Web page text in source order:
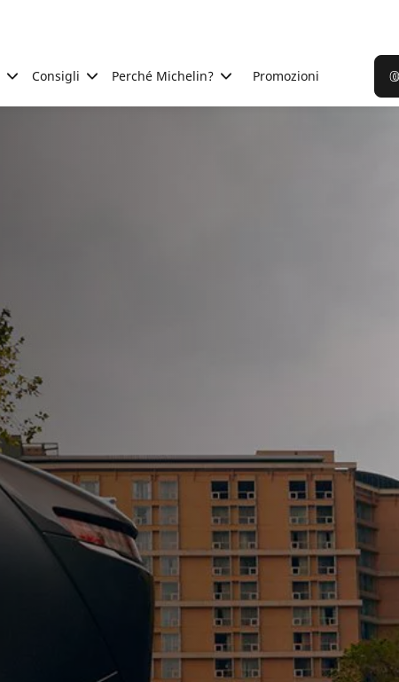
Consigli Perché Michelin? Promozioni